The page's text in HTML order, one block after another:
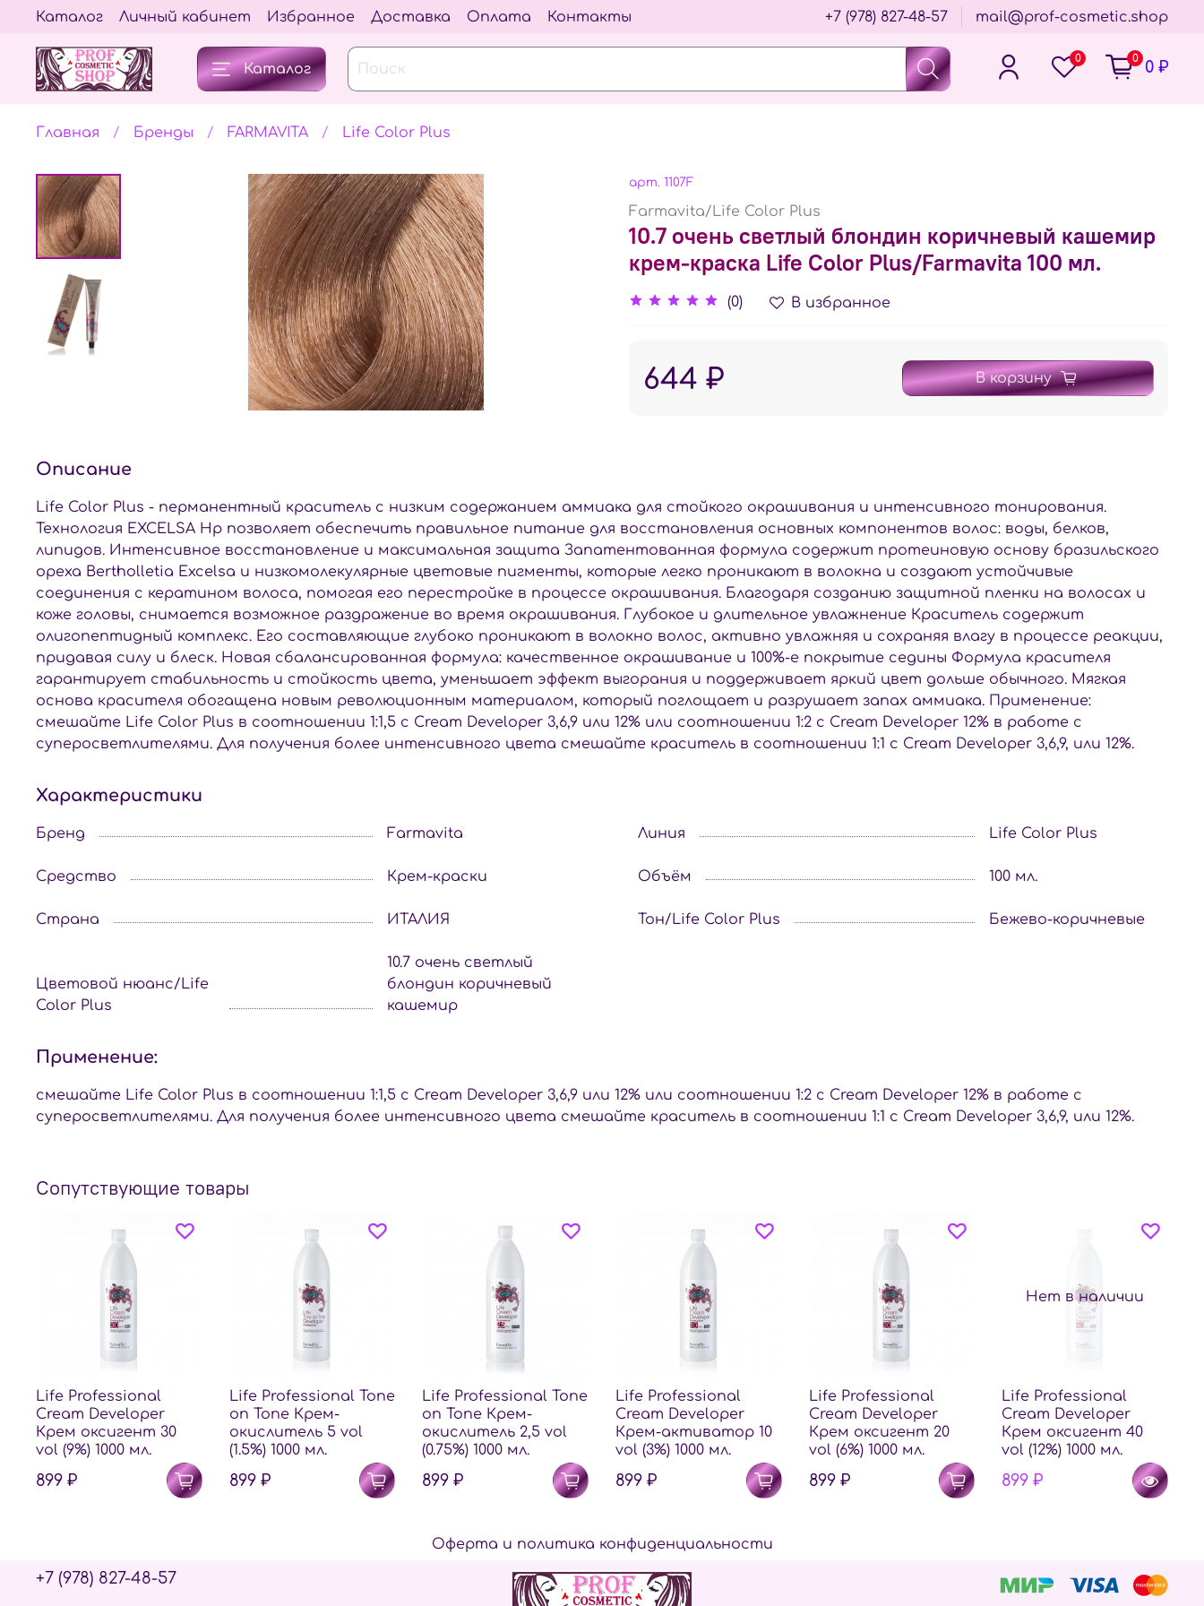
Каталог Личный кабинет Избранное Доставка Оплата Контакты +7 (978) 827-48-57 mail@prof-cosmetic.shop
Каталог
0 0 0 ₽
Главная Бренды FARMAVITA Life Color Plus
арт. 1107F
Farmavita/Life Color Plus
10.7 очень светлый блондин коричневый кашемир
крем-краска Life Color Plus/Farmavita 100 мл.
(0) В избранное
644 ₽ В корзину
Описание
Life Color Plus - перманентный краситель с низким содержанием аммиака для стойкого окрашивания и интенсивного тонирования.
Технология EXCELSA Hp позволяет обеспечить правильное питание для восстановления основных компонентов волос: воды, белков,
липидов. Интенсивное восстановление и максимальная защита Запатентованная формула содержит протеиновую основу бразильского
ореха Bertholletia Excelsa и низкомолекулярные цветовые пигменты, которые легко проникают в волокна и создают устойчивые
соединения с кератином волоса, помогая его перестройке в процессе окрашивания. Благодаря созданию защитной пленки на волосах и
коже головы, снимается возможное раздражение во время окрашивания. Глубокое и длительное увлажнение Краситель содержит
олигопептидный комплекс. Его составляющие глубоко проникают в волокно волос, активно увлажняя и сохраняя влагу в процессе реакции,
придавая силу и блеск. Новая сбалансированная формула: качественное окрашивание и 100%-е покрытие седины Формула красителя
гарантирует стабильность и стойкость цвета, уменьшает эффект выгорания и поддерживает яркий цвет дольше обычного. Мягкая
основа красителя обогащена новым революционным материалом, который поглощает и разрушает запах аммиака. Применение:
смешайте Life Color Plus в соотношении 1:1,5 с Cream Developer 3,6,9 или 12% или соотношении 1:2 с Cream Developer 12% в работе с
суперосветлителями. Для получения более интенсивного цвета смешайте краситель в соотношении 1:1 с Cream Developer 3,6,9, или 12%.
Характеристики
Бренд Farmavita Линия Life Color Plus
Средство Крем-краски Объём 100 мл.
Страна ИТАЛИЯ Тон/Life Color Plus Бежево-коричневые
Цветовой нюанс/Life
Color Plus
10.7 очень светлый
блондин коричневый
кашемир
Применение:
смешайте Life Color Plus в соотношении 1:1,5 с Cream Developer 3,6,9 или 12% или соотношении 1:2 с Cream Developer 12% в работе с
суперосветлителями. Для получения более интенсивного цвета смешайте краситель в соотношении 1:1 с Cream Developer 3,6,9, или 12%.
Сопутствующие товары
Life Professional
Cream Developer
Крем оксигент 30
vol (9%) 1000 мл.
899 ₽
Life Professional Tone
on Tone Крем-
окислитель 5 vol
(1.5%) 1000 мл.
899 ₽
Life Professional Tone
on Tone Крем-
окислитель 2,5 vol
(0.75%) 1000 мл.
899 ₽
Life Professional
Cream Developer
Крем-активатор 10
vol (3%) 1000 мл.
899 ₽
Life Professional
Cream Developer
Крем оксигент 20
vol (6%) 1000 мл.
899 ₽
Нет в наличии
Life Professional
Cream Developer
Крем оксигент 40
vol (12%) 1000 мл.
899 ₽
Оферта и политика конфиденциальности
+7 (978) 827-48-57